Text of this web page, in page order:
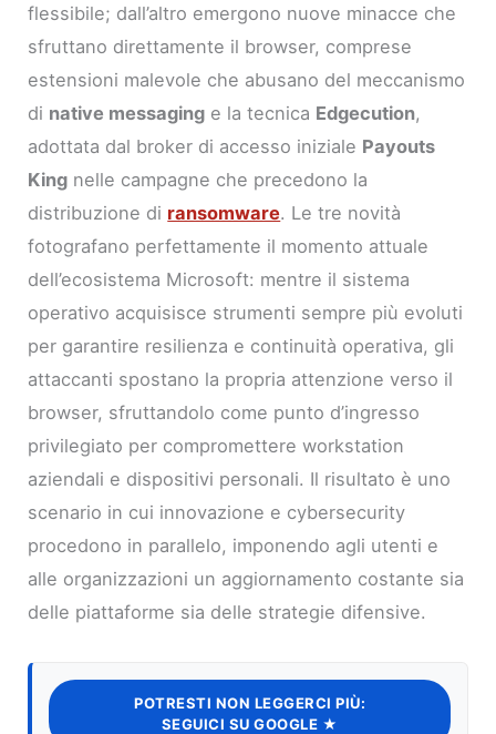
flessibile; dall’altro emergono nuove minacce che
sfruttano direttamente il browser, comprese
estensioni malevole che abusano del meccanismo
di native messaging e la tecnica Edgecution,
adottata dal broker di accesso iniziale Payouts
King nelle campagne che precedono la
distribuzione di ransomware. Le tre novità
fotografano perfettamente il momento attuale
dell’ecosistema Microsoft: mentre il sistema
operativo acquisisce strumenti sempre più evoluti
per garantire resilienza e continuità operativa, gli
attaccanti spostano la propria attenzione verso il
browser, sfruttandolo come punto d’ingresso
privilegiato per compromettere workstation
aziendali e dispositivi personali. Il risultato è uno
scenario in cui innovazione e cybersecurity
procedono in parallelo, imponendo agli utenti e
alle organizzazioni un aggiornamento costante sia
delle piattaforme sia delle strategie difensive.
POTRESTI NON LEGGERCI PIÙ:
SEGUICI SU GOOGLE ★